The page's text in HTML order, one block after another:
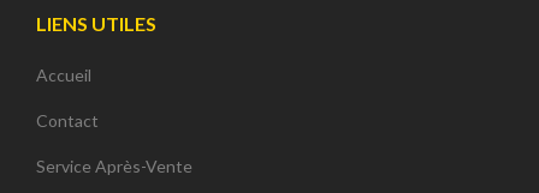
LIENS UTILES
Accueil
Contact
Service Après-Vente